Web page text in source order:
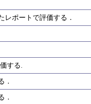
ポートで評価する．
する.
．
．